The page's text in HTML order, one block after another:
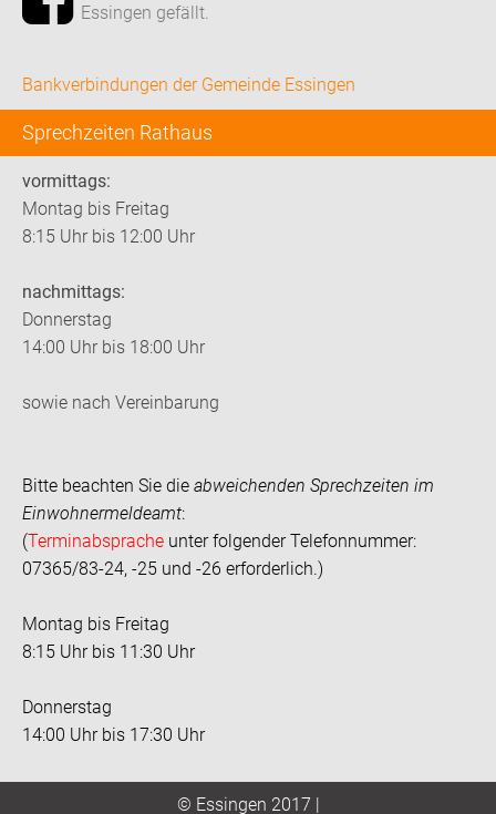
Essingen gefällt.
Bankverbindungen der Gemeinde Essingen
Sprechzeiten Rathaus
vormittags:
Montag bis Freitag
8:15 Uhr bis 12:00 Uhr
nachmittags:
Donnerstag
14:00 Uhr bis 18:00 Uhr
sowie nach Vereinbarung
Bitte beachten Sie die abweichenden Sprechzeiten im
Einwohnermeldeamt:
(Terminabsprache unter folgender Telefonnummer:
07365/83-24, -25 und -26 erforderlich.)
Montag bis Freitag
8:15 Uhr bis 11:30 Uhr
Donnerstag
14:00 Uhr bis 17:30 Uhr
© Essingen 2017 |